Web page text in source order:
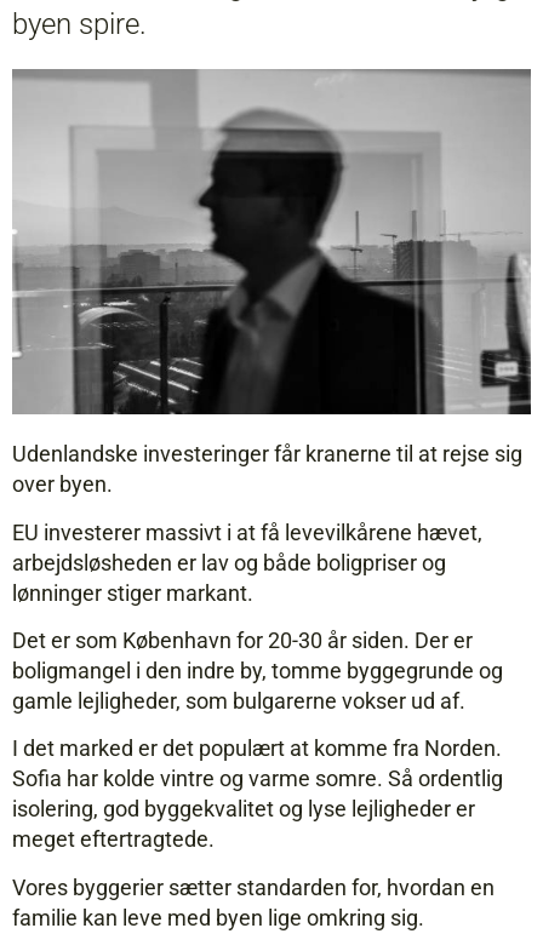
byen spire.
Udenlandske investeringer får kranerne til at rejse sig
over byen.
EU investerer massivt i at få levevilkårene hævet,
arbejdsløsheden er lav og både bolig­priser og
lønninger stiger markant.
Det er som København for 20-­30 år siden. Der er
boligmangel i den indre by, tomme bygge­grunde og
gamle lejligheder, som bulgarerne vokser ud af.
I det marked er det populært at komme fra Norden.
Sofia har kolde vintre og varme som­re. Så ordentlig
isolering, god byggekvalitet og lyse lejligheder er
meget eftertragtede.
Vores byggerier sætter standarden for, hvordan en
familie kan leve med byen lige omkring sig.